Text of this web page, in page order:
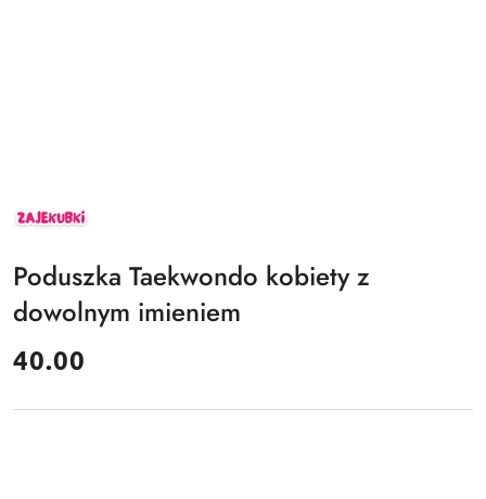
ZAJEKUBKI
Poduszka Taekwondo kobiety z
dowolnym imieniem
cena:
40.00